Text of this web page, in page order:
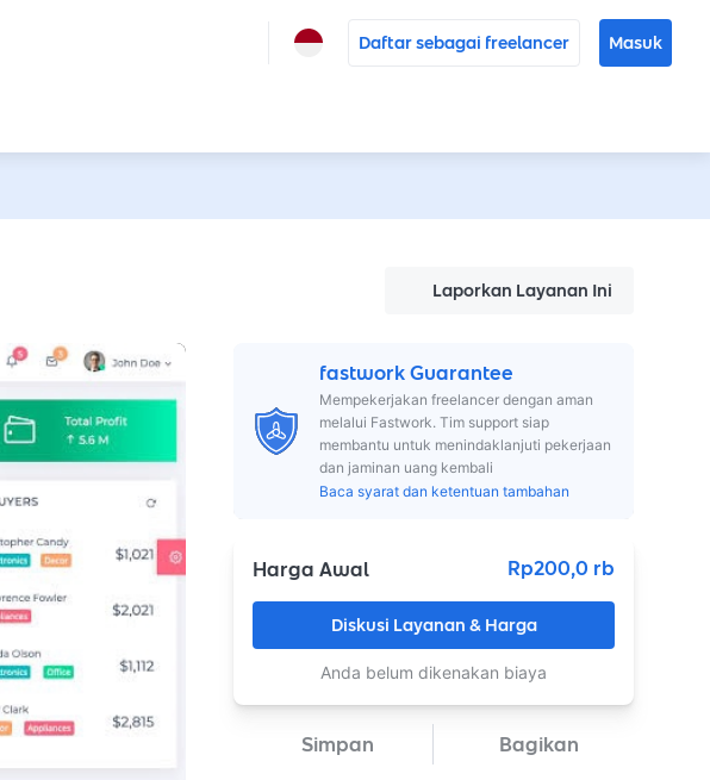
Daftar sebagai freelancer Masuk
Laporkan Layanan Ini
fastwork Guarantee
Mempekerjakan freelancer dengan aman
melalui Fastwork. Tim support siap
membantu untuk menindaklanjuti pekerjaan
dan jaminan uang kembali
Baca syarat dan ketentuan tambahan
Harga Awal Rp200,0 rb
Diskusi Layanan & Harga
Anda belum dikenakan biaya
Simpan Bagikan